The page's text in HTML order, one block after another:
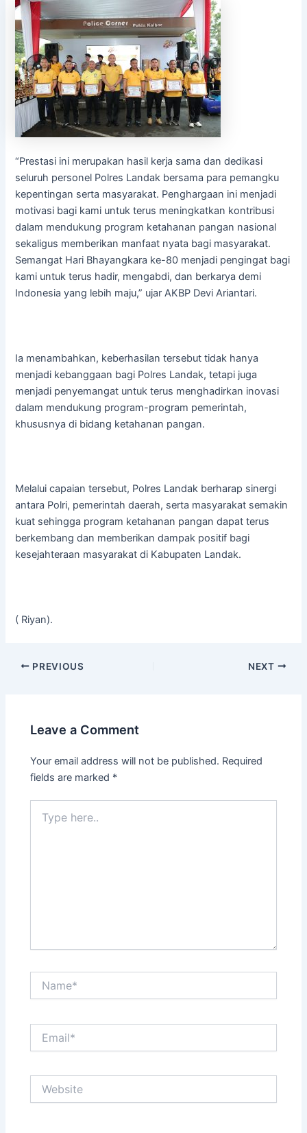
“Prestasi ini merupakan hasil kerja sama dan dedikasi
seluruh personel Polres Landak bersama para pemangku
kepentingan serta masyarakat. Penghargaan ini menjadi
motivasi bagi kami untuk terus meningkatkan kontribusi
dalam mendukung program ketahanan pangan nasional
sekaligus memberikan manfaat nyata bagi masyarakat.
Semangat Hari Bhayangkara ke-80 menjadi pengingat bagi
kami untuk terus hadir, mengabdi, dan berkarya demi
Indonesia yang lebih maju,” ujar AKBP Devi Ariantari.
Ia menambahkan, keberhasilan tersebut tidak hanya
menjadi kebanggaan bagi Polres Landak, tetapi juga
menjadi penyemangat untuk terus menghadirkan inovasi
dalam mendukung program-program pemerintah,
khususnya di bidang ketahanan pangan.
Melalui capaian tersebut, Polres Landak berharap sinergi
antara Polri, pemerintah daerah, serta masyarakat semakin
kuat sehingga program ketahanan pangan dapat terus
berkembang dan memberikan dampak positif bagi
kesejahteraan masyarakat di Kabupaten Landak.
( Riyan).
PREVIOUS NEXT
Leave a Comment
Your email address will not be published. Required
fields are marked *
here..